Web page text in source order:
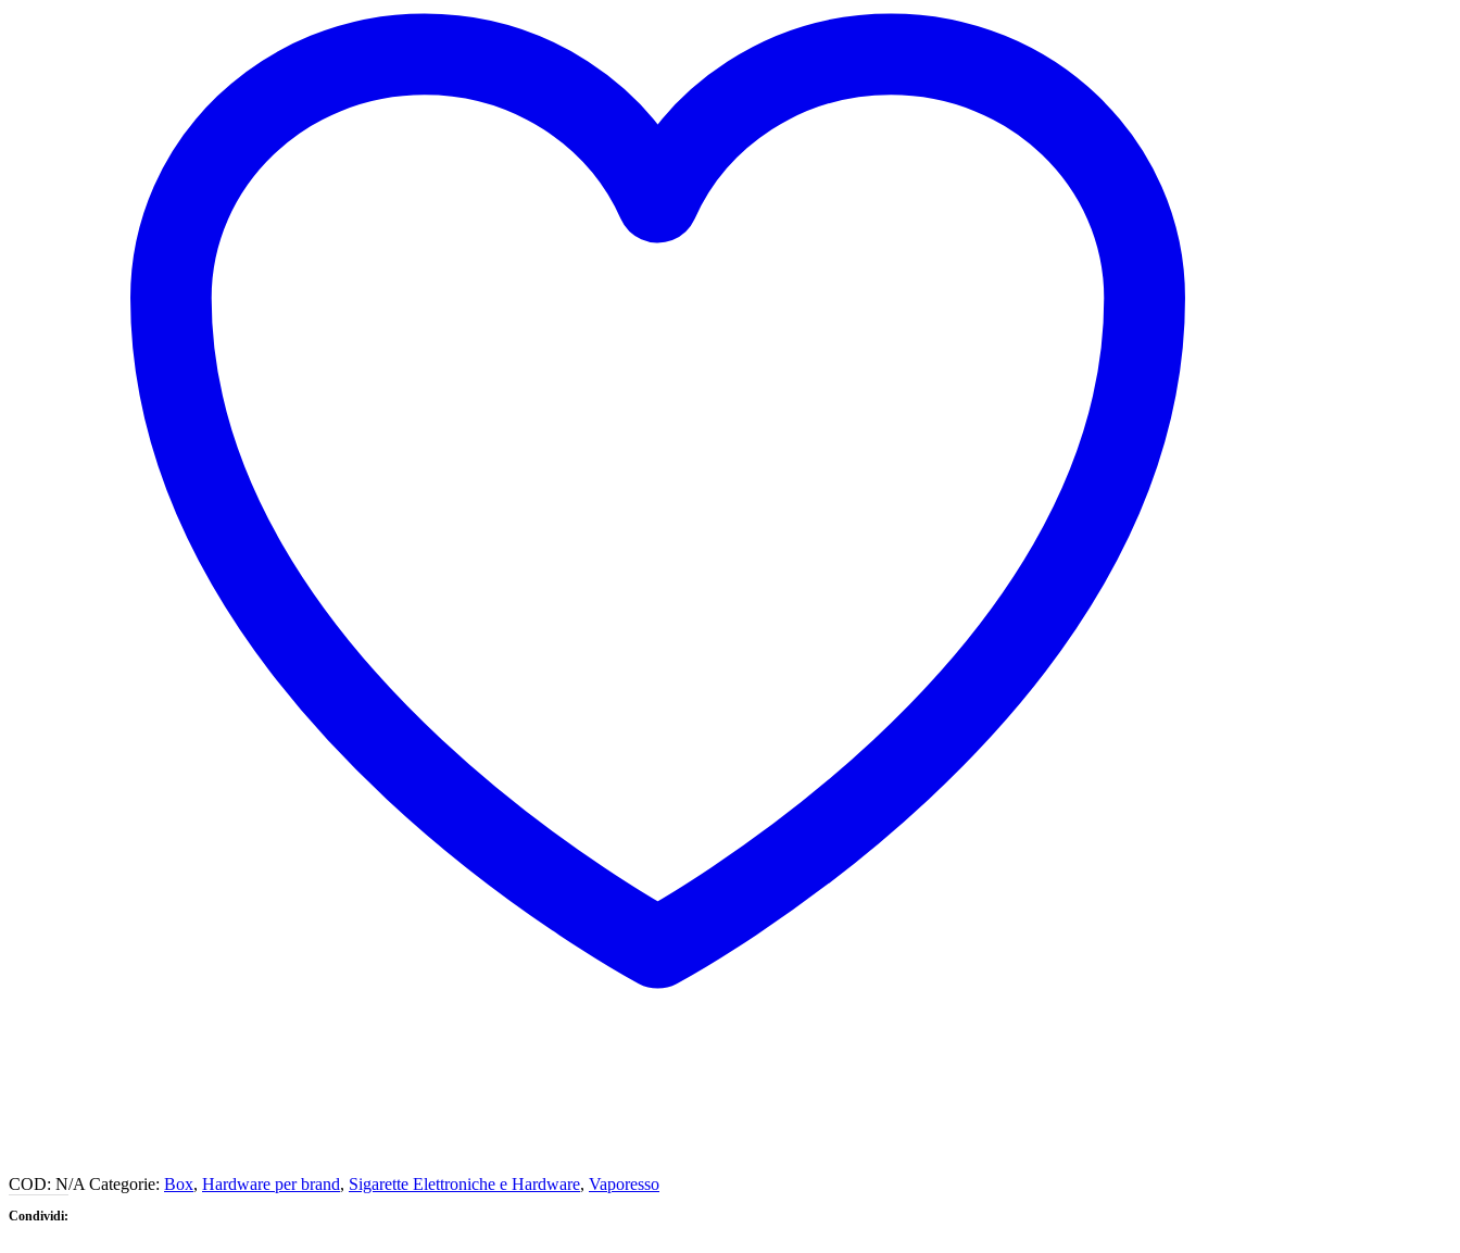
COD: N/A Categorie: Box, Hardware per brand, Sigarette Elettroniche e Hardware, Vaporesso
Condividi: